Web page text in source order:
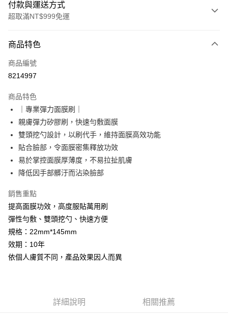
付款與運送方式
超取滿NT$999免運
信用卡一次付款
超商取貨付款
Apple Pay
悠遊付
Google Pay
網路銀行/電子錢包
相關說明
大哥付你分期
相關說明
【大哥付你分期使用說明】
1.本服務由台灣大哥大提供，台灣大哥大用戶可立即使用無須另外申請。
2.付款方式選擇「大哥付你分期」，訂單成立後會自動跳轉到大哥付的交易
流程，驗證手機門號後，選擇欲分期的期數、繳款截止日，確認付款後即完
成交易。
【繳款方式說明】
【關於「AFTEE先享後付」】
AFTEE先享後付是「在收到商品之後才付款」的支付方式。 讓您購物簡單
ATM付款
商品特色
商品編號
8214997
商品特色
｜專業彈力面膜刷｜
親膚彈力矽膠刷，快速勻敷面膜
雙頭挖勺設計，以刷代手，維持面膜高效功能
貼合臉部，令面膜密集釋放功效
易於掌控面膜厚薄度，不易拉扯肌膚
降低因手部髒汙而沾染臉部
銷售重點
提高面膜功效，高度服貼萬用刷
彈性勻敷、雙頭挖勺、快速方便
規格：22mm*145mm
效期：10年
依個人膚質不同，產品效果因人而異
詳細說明 相關推薦